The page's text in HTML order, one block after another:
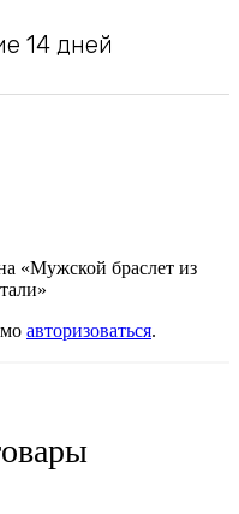
14 дней
«Мужской браслет из
авторизоваться.